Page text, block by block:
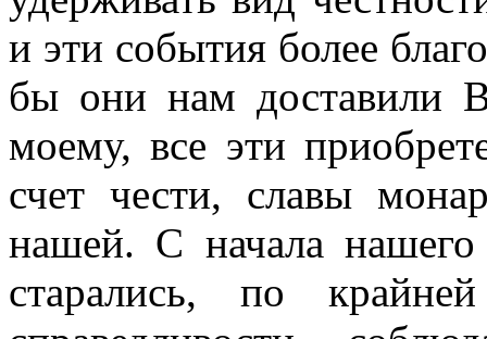
и эти события более
бы они нам доставили
моему, все эти
счет чести, славы
нашей. С начала нашего
старались, по